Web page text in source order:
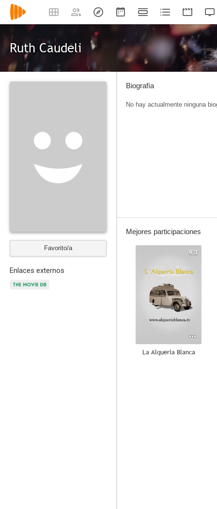
Ruth Caudeli
Favorito/a
Enlaces externos
Biografía
No hay actualmente ninguna
Mejores participaciones
9.3
La Alqueria Blanca